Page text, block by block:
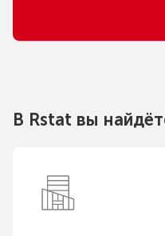
В Rstat вы